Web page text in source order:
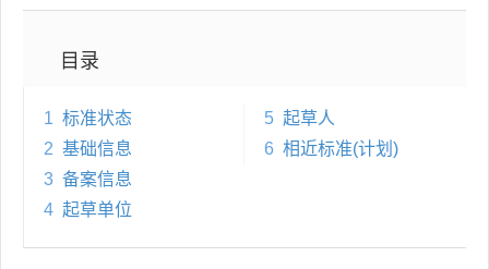
目录
1 标准状态
2 基础信息
3 备案信息
4 起草单位
5 起草人
6 相近标准(计划)